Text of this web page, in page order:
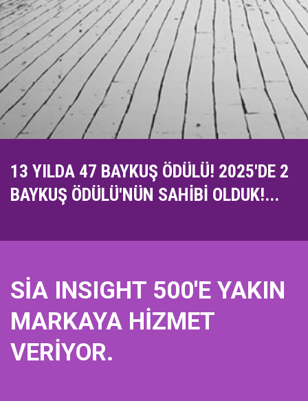
13 YILDA 47 BAYKUŞ ÖDÜLÜ! 2025'DE 2
BAYKUŞ ÖDÜLÜ'NÜN SAHİBİ OLDUK!...
SİA INSIGHT 500'E YAKIN
MARKAYA HİZMET
VERİYOR.